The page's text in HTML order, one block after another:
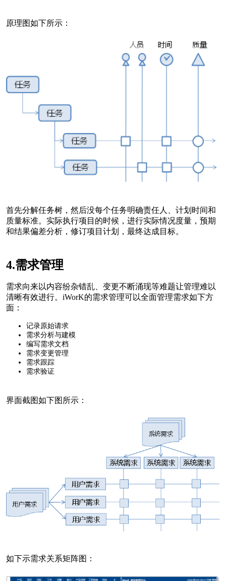
原理图如下所示：
首先分解任务树，然后没每个任务明确责任人、计划时间和
质量标准。实际执行项目的时候，进行实际情况度量，预期
和结果偏差分析，修订项目计划，最终达成目标。
4.需求管理
需求向来以内容纷杂错乱、变更不断涌现等难题让管理难以
清晰有效进行。iWorK的需求管理可以全面管理需求如下方
面：
记录原始请求
需求分析与建模
编写需求文档
需求变更管理
需求跟踪
需求验证
界面截图如下图所示：
如下示需求关系矩阵图：